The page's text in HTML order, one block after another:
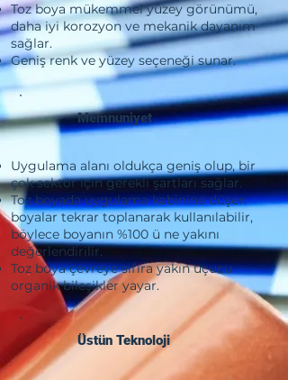
Toz boya mükemmel yüzey görünümü,
daha iyi korozyon ve mekanik dayanım
sağlar.
Geniş renk ve yüzey seçeneği sunar.
Memnuniyet
Uygulama alanı oldukça geniş olup, bir
çok sektör için gerekli şartları sağlar.
Toz boyada uygulama kabinine düşen
boyalar tekrar toplanarak kullanılabilir,
böylece boyanın %100 ü ne yakını
değerlendirilir.
Toz boya çevreye sıfıra yakın uçucu
organik bileşikler yayar.
Üstün Teknoloji